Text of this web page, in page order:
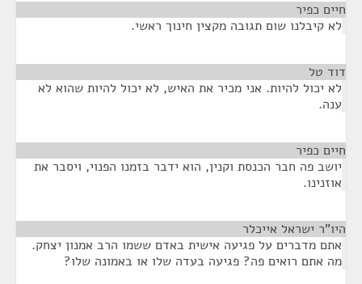
חיים כפיר
לא קיבלנו שום תגובה מקצין חינוך ראשי.
דוד טל
לא יכול להיות. אני מכיר את האיש, לא יכול להיות שהוא לא
ענה.
חיים כפיר
יושב פה חבר הכנסת וקנין, הוא ידבר בזמנו הפנוי, ויסבר את
אוזנינו.
היו"ר ישראל אייכלר
אתם מדברים על פגיעה אישית באדם ששמו הרב אמנון יצחק.
מה אתם רואים פה? פגיעה בעדה שלו או באמונה שלו?